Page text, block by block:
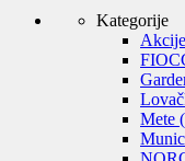
Kategorije
Akcije
Mete